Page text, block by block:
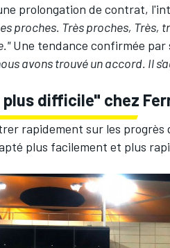
prolongation de contrat,
proches. Très proches,
Une tendance confirmée
avons trouvé un accord. Il
difficile" chez
rapidement sur les
plus facilement et plus